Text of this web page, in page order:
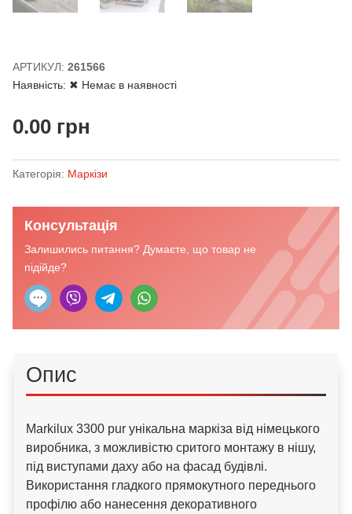
АРТИКУЛ: 261566
Наявність: ✖ Немає в наявності
0.00грн
Категорія: Маркізи
Консультація
Залишились питання? Думаєте, що товар не
підійде?
Опис
Markilux 3300 pur унікальна маркіза від німецького
виробника, з можливістю сритого монтажу в нішу,
під виступами даху або на фасад будівлі.
Використання гладкого прямокутного переднього
профілю або нанесення декоративного